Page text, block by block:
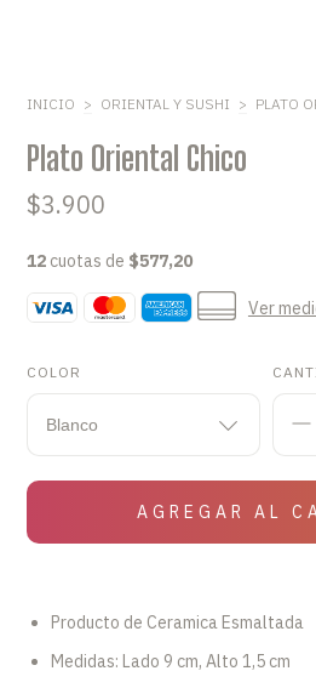
INICIO > ORIENTAL Y SUSHI > PLATO
Plato Oriental Chico
$3.900
12 cuotas de $577,20
Ver
COLOR
Producto de Ceramica Esmaltada
Medidas: Lado 9 cm, Alto 1,5 cm